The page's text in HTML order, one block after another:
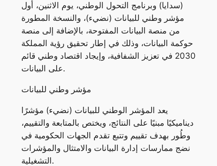
(سدايا) وبرنامج التحول الوطني، يوم الاثنين، أول
مؤشر وطني للبيانات (نضيء)، والنسخة المطورة
من منصة البيانات المفتوحة، بالإضافة إلى منصة
حوكمة البيانات، وذلك في إطار تحقيق رؤية المملكة
2030 في تعزيز الشفافية، وإيجاد اقتصاد وطني قائم
على البيانات.
مؤشر وطني للبيانات
يعد المؤشر الوطني للبيانات (نضيء) مؤشرًا
ديناميكيًا مبنيًا على النتائج، ويختص بالمتابعة والتقييم،
وطُور بهدف تقييم وتتبع تقدم الجهات الحكومية في
نضج ممارسات إدارة البيانات والامتثال والمؤشرات
التشغيلية.